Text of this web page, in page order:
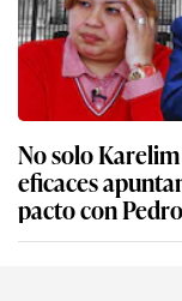
No solo
eficaces
pacto con